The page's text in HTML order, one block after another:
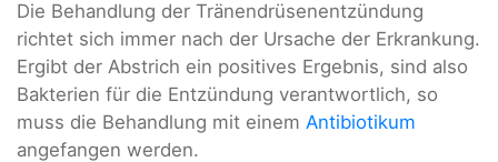
Die Behandlung der Tränendrüsenentzündung
richtet sich immer nach der Ursache der Erkrankung.
Ergibt der Abstrich ein positives Ergebnis, sind also
Bakterien für die Entzündung verantwortlich, so
muss die Behandlung mit einem Antibiotikum
angefangen werden.